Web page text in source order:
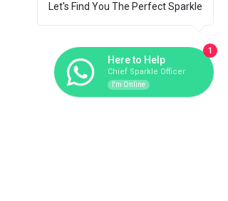
Let's Find You The Perfect Sparkle
Here to Help
Chief Sparkle Officer
I'm Online
1